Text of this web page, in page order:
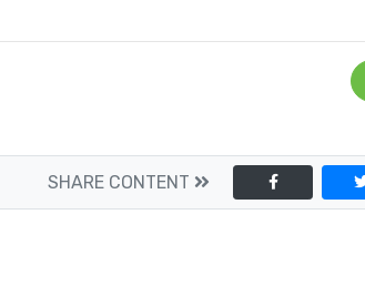
SHARE CONTENT